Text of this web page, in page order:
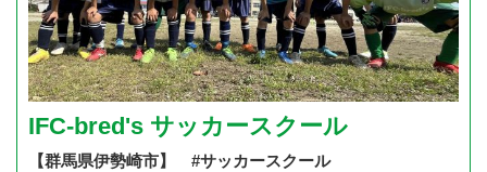
IFC-bred's サッカースクール
【群馬県伊勢崎市】 #サッカースクール